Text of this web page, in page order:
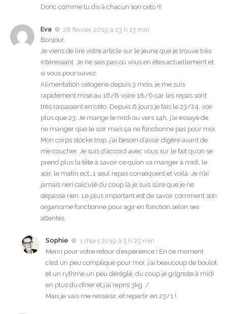
Donc comme tu dis à chacun son ceto !!!
Eva
28 février 2019 à 23 h 13 min
Bonjour,
Je viens de lire votre article sur le jeune que je trouve très
intéressant. Je ne sais pas où vous en êtes actuellement et
si vous poursuivez.
Alimentation cétogène depuis 3 mois, je me suis
rapidement mise au 16/8 voire 18/6 car les repas sont
très rassasiant en céto. Depuis 6 jours je fais le 23/24, voir
plus que 23. Je mange le midi ou vers 14h, j’ai essayé de
ne manger que le soir mais ça ne fonctionne pas pour moi.
Mon corps stocke trop, j’ai besoin d’avoir digéré avant de
me coucher. Je suis d’accord avec vous sur le fait qu’on se
prend plus la tête à savoir ce qu’on va manger à midi, le
soir, le matin ect…1 seul repas conséquent et voilà. Je n’ai
jamais rien calculé du coup là je suis sûre que je ne
dépasse rien. Le plus important est de savoir comment son
organisme fonctionne pour agir en fonction selon ses
attentes.
Sophie
1 mars 2019 à 5 h 25 min
Merci pour votre retour d’expérience ! En ce moment
c’est un peu compliqué pour moi, j’ai beaucoup de boulot
et un rythme un peu déréglé, du coup je grignote à midi
en plus du dîner et j’ai repris 3kg :/
Mais je vais me ressaisir, et repartir en 23/1 !